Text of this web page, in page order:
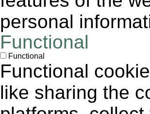
personal
Functional
Functional
Functional
like sharing the